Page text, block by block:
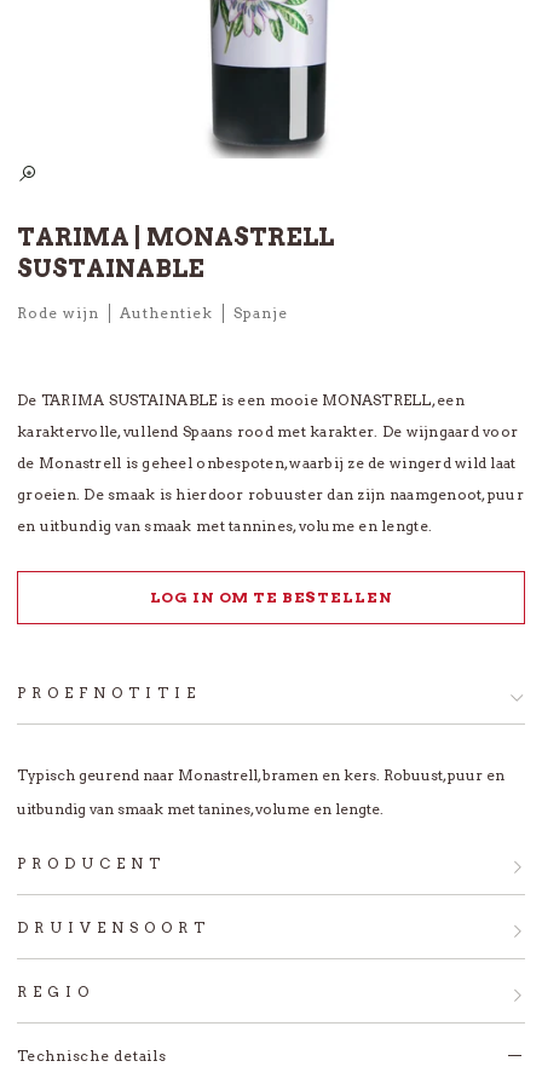
TARIMA | MONASTRELL
SUSTAINABLE
Rode wijn Authentiek Spanje
De TARIMA SUSTAINABLE is een mooie MONASTRELL, een
karaktervolle, vullend Spaans rood met karakter. De wijngaard voor
de Monastrell is geheel onbespoten, waarbij ze de wingerd wild laat
groeien. De smaak is hierdoor robuuster dan zijn naamgenoot, puur
en uitbundig van smaak met tannines, volume en lengte.
LOG IN OM TE BESTELLEN
Technische details
PROEFNOTITIE
Typisch geurend naar Monastrell, bramen en kers. Robuust, puur en
uitbundig van smaak met tanines, volume en lengte.
PRODUCENT
Bodegas Volver maakt wijnen in de beste
wijnregio's van Spanje, zoals Alicante, La Mancha,
Jumilla, Rueda en Valencia. Deze komen tot uiting
in de rijpe en uitgesproken PASO A PASO wijnen
en de pure OBSESIÒN serie!
DRUIVENSOORT
Monastrell, of 'Mourvèdre', is een authentieke
Catalaanse druif, veel verbouwd in de provincie
Valencia en als 'Mourvèdre' wereldwijd. Vrijwel
REGIO
D.O. Alicante ligt in het meest zuidelijke deel van